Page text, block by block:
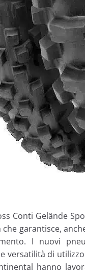
Conti Gelände
che garantisce,
I nuovi
versatilità di
hanno